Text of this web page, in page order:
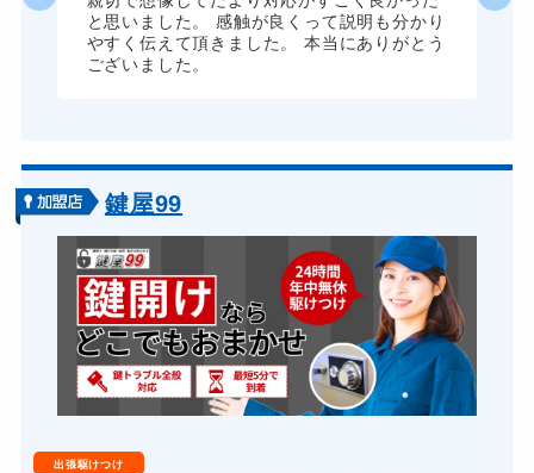
ドアノブカギ開け 16,500円～(税込)
ドアノブカギ作成
と思いました。 感触が良くって説明も分かり
やすく伝えて頂きました。 本当にありがとう
ございました。
鍵屋99
出張駆けつけ